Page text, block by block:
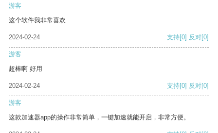
游客
这个软件我非常喜欢
2024-02-24 支持[0] 反对[0]
游客
超棒啊 好用
2024-02-24 支持[0] 反对[0]
游客
这款加速器app的操作非常简单，一键加速就能开启，非常方便。